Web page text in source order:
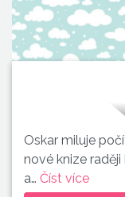
Oskar miluje
nové knize
a… Číst více